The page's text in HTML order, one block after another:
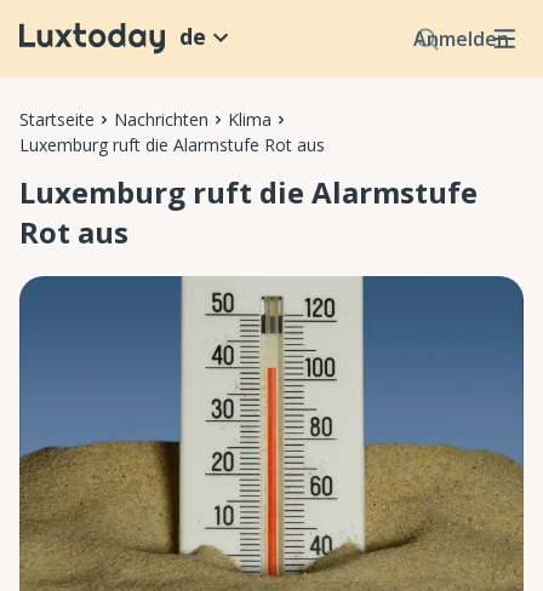
Anmelden
de
Startseite Nachrichten
Klima
Luxemburg ruft die Alarmstufe Rot aus
Luxemburg ruft die Alarmstufe
Rot aus